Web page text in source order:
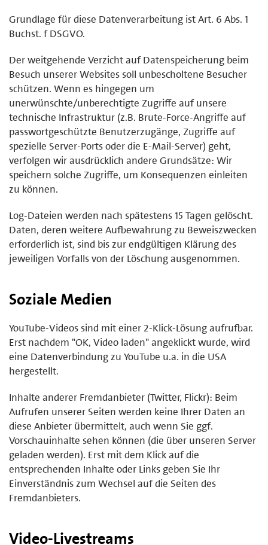
Grundlage für diese Datenverarbeitung ist Art. 6 Abs. 1
Buchst. f DSGVO.
Der weitgehende Verzicht auf Datenspeicherung beim
Besuch unserer Websites soll unbescholtene Besucher
schützen. Wenn es hingegen um
unerwünschte/unberechtigte Zugriffe auf unsere
technische Infrastruktur (z.B. Brute-Force-Angriffe auf
passwortgeschützte Benutzerzugänge, Zugriffe auf
spezielle Server-Ports oder die E-Mail-Server) geht,
verfolgen wir ausdrücklich andere Grundsätze: Wir
speichern solche Zugriffe, um Konsequenzen einleiten
zu können.
Log-Dateien werden nach spätestens 15 Tagen gelöscht.
Daten, deren weitere Aufbewahrung zu Beweiszwecken
erforderlich ist, sind bis zur endgültigen Klärung des
jeweiligen Vorfalls von der Löschung ausgenommen.
Soziale Medien
YouTube-Videos sind mit einer 2-Klick-Lösung aufrufbar.
Erst nachdem "OK, Video laden" angeklickt wurde, wird
eine Datenverbindung zu YouTube u.a. in die USA
hergestellt.
Inhalte anderer Fremdanbieter (Twitter, Flickr): Beim
Aufrufen unserer Seiten werden keine Ihrer Daten an
diese Anbieter übermittelt, auch wenn Sie ggf.
Vorschauinhalte sehen können (die über unseren Server
geladen werden). Erst mit dem Klick auf die
entsprechenden Inhalte oder Links geben Sie Ihr
Einverständnis zum Wechsel auf die Seiten des
Fremdanbieters.
Video-Livestreams